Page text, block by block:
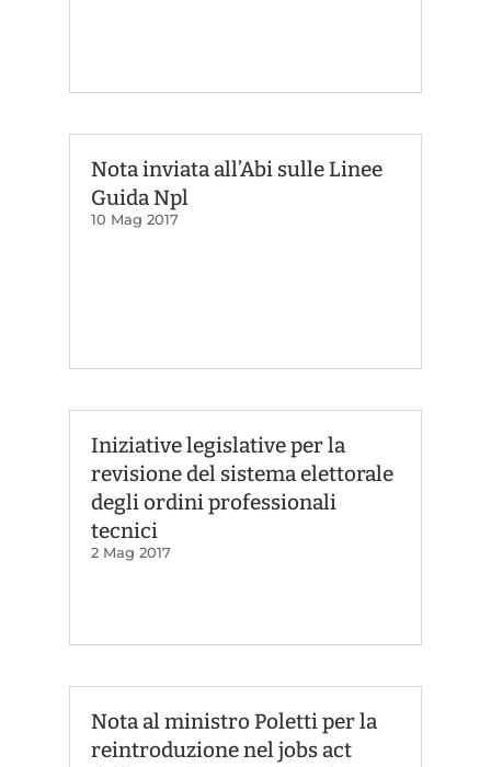
Nota inviata all’Abi sulle Linee
Guida Npl
10 Mag 2017
Iniziative legislative per la
revisione del sistema elettorale
degli ordini professionali
tecnici
2 Mag 2017
Nota al ministro Poletti per la
reintroduzione nel jobs act